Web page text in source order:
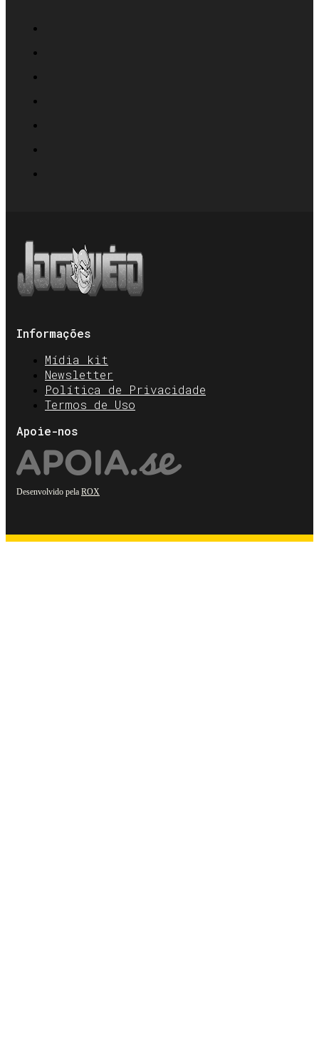
Informações
Mídia kit
Newsletter
Política de Privacidade
Termos de Uso
Apoie-nos
Desenvolvido pela ROX